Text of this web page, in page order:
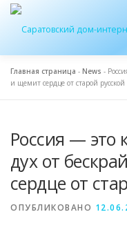
Перейти
содержимому
ОБ УЧРЕЖДЕНИИ
ЖУРНАЛ “ДОМ”
Главная страница - News -
и щемит сердце от старой
Россия — это
дух от
сердце от
ОПУБЛИКОВАНО